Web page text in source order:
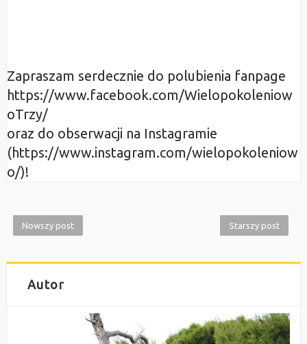
Zapraszam serdecznie do polubienia fanpage
https://www.facebook.com/Wielopokoleniow
oTrzy/
oraz do obserwacji na Instagramie
(https://www.instagram.com/wielopokoleniow
o/)!
Nowszy post Starszy post
Autor